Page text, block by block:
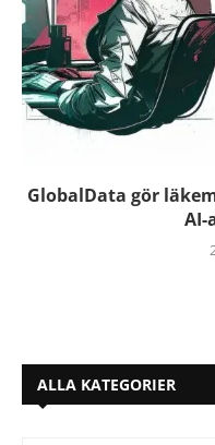
GlobalData gör
AI-
ALLA KATEGORIER